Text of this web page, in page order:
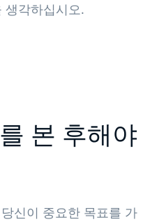
생각하십시오.
본 후해야
신이 중요한 목표를 가